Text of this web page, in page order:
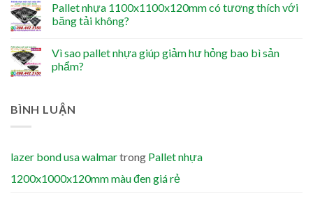
Pallet nhựa 1100x1100x120mm có tương thích với
băng tải không?
Vì sao pallet nhựa giúp giảm hư hỏng bao bì sản
phẩm?
BÌNH LUẬN
lazer bond usa walmartrong Pallet nhựa
1200x1000x120mm màu đen giá rẻ